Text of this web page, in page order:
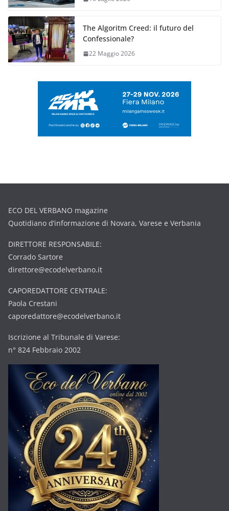
The Algoritm Creed: il futuro del
Confessionale?
22 Maggio 2026
ECO DEL VERBANO magazine
Quotidiano d’informazione di Novara, Varese e Verbania
DIRETTORE RESPONSABILE:
Corrado Sartore
direttore@ecodelverbano.it
CAPOREDATTORE CENTRALE:
Paola Crestani
caporedattore@ecodelverbano.it
Iscrizione al Tribunale di Varese:
n° 824 Febbraio 2002